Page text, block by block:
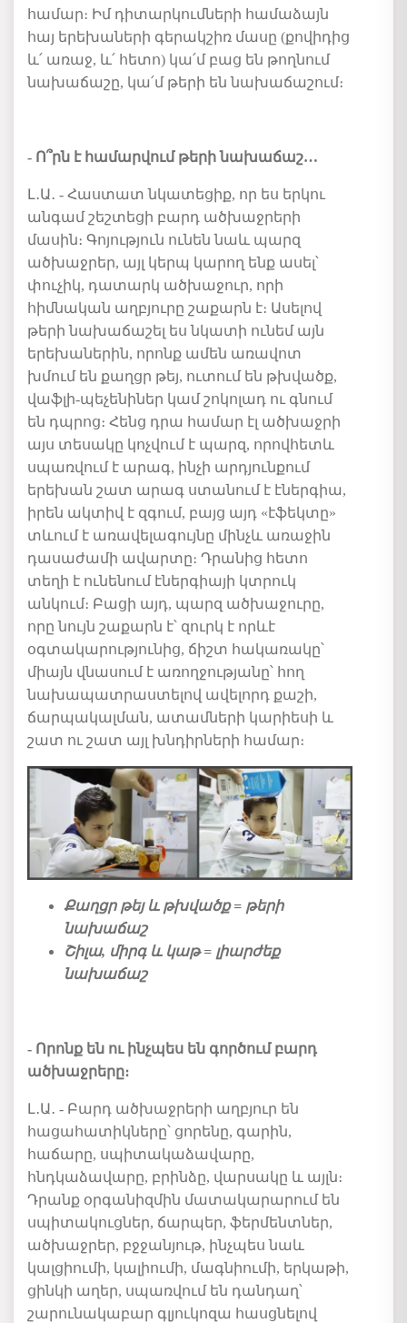
համար։ Իմ դիտարկումների համաձայն
հայ երեխաների գերակշիռ մասը (քովիդից
և՛ առաջ, և՛ հետո) կա՛մ բաց են թողնում
նախաճաշը, կա՛մ թերի են նախաճաշում։
- Ո՞րն է համարվում թերի նախաճաշ…
Լ․Ա․ - Հաստատ նկատեցիք, որ ես երկու
անգամ շեշտեցի բարդ ածխաջրերի
մասին։ Գոյություն ունեն նաև պարզ
ածխաջրեր, այլ կերպ կարող ենք ասել՝
փուչիկ, դատարկ ածխաջուր, որի
հիմնական աղբյուրը շաքարն է։ Ասելով
թերի նախաճաշել ես նկատի ունեմ այն
երեխաներին, որոնք ամեն առավոտ
խմում են քաղցր թեյ, ուտում են թխվածք,
վաֆլի-պեչենիներ կամ շոկոլադ ու գնում
են դպրոց։ Հենց դրա համար էլ ածխաջրի
այս տեսակը կոչվում է պարզ, որովհետև
սպառվում է արագ, ինչի արդյունքում
երեխան շատ արագ ստանում է էներգիա,
իրեն ակտիվ է զգում, բայց այդ «էֆեկտը»
տևում է առավելագույնը մինչև առաջին
դասաժամի ավարտը։ Դրանից հետո
տեղի է ունենում էներգիայի կտրուկ
անկում։ Բացի այդ, պարզ ածխաջուրը,
որը նույն շաքարն է՝ զուրկ է որևէ
օգտակարությունից, ճիշտ հակառակը՝
միայն վնասում է առողջությանը՝ հող
նախապատրաստելով ավելորդ քաշի,
ճարպակալման, ատամների կարիեսի և
շատ ու շատ այլ խնդիրների համար։
Քաղցր թեյ և թխվածք = թերի
նախաճաշ
Շիլա, միրգ և կաթ = լիարժեք
նախաճաշ
- Որոնք են ու ինչպես են գործում բարդ
ածխաջրերը։
Լ․Ա․ - Բարդ ածխաջրերի աղբյուր են
հացահատիկները՝ ցորենը, գարին,
հաճարը, սպիտակաձավարը,
հնդկաձավարը, բրինձը, վարսակը և այլն։
Դրանք օրգանիզմին մատակարարում են
սպիտակուցներ, ճարպեր, ֆերմենտներ,
ածխաջրեր, բջջանյութ, ինչպես նաև
կալցիումի, կալիումի, մագնիումի, երկաթի,
ցինկի աղեր, սպառվում են դանդաղ՝
շարունակաբար գլյուկոզա հասցնելով